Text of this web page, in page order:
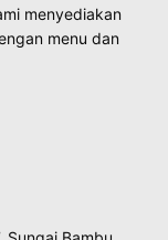
menyediakan
menu dan